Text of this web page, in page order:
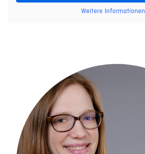
Weitere Informationen